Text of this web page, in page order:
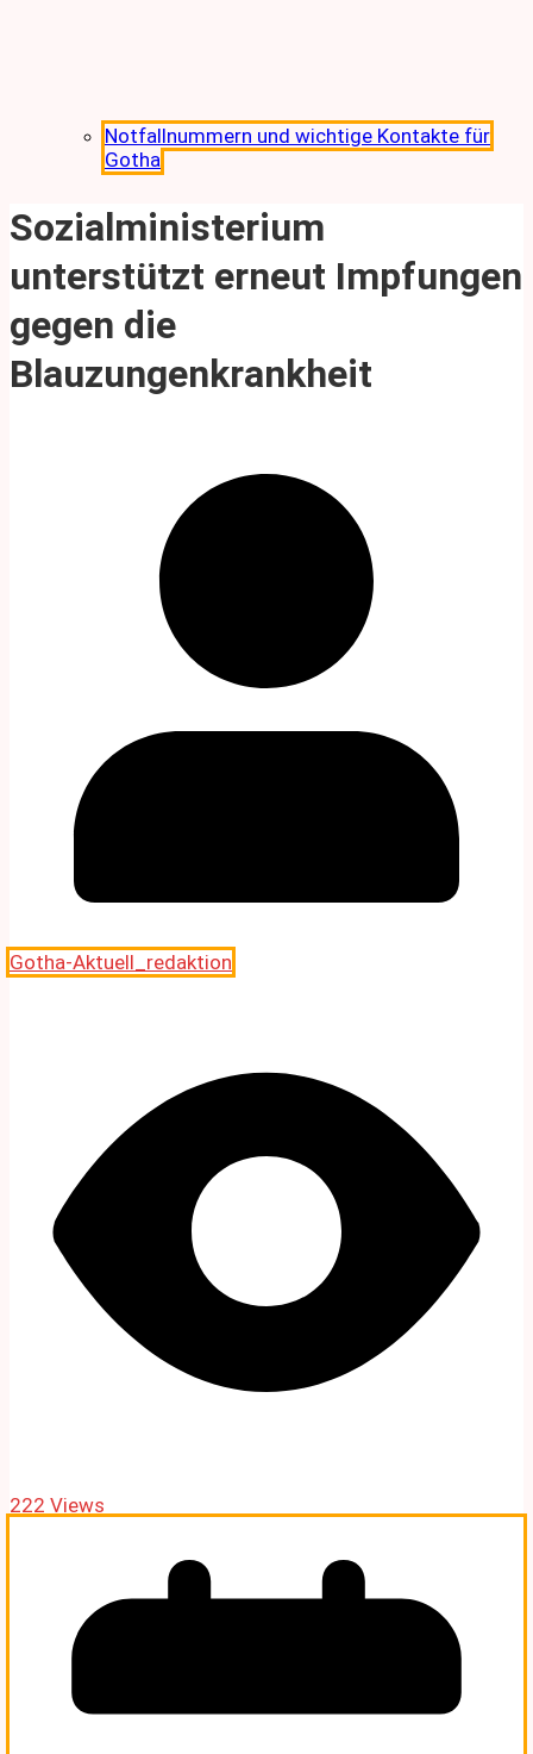
Notfallnummern und wichtige Kontakte für
Gotha
Sozialministerium
unterstützt erneut Impfungen
gegen die
Blauzungenkrankheit
Gotha-Aktuell_redaktion
222 Views